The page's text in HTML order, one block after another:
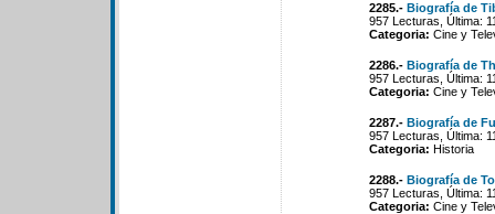
2285.- Biografía de
957 Lecturas, Última:
Categoria: Cine y
2286.- Biografía de
957 Lecturas, Última:
Categoria: Cine y
2287.- Biografía de
957 Lecturas, Última:
Categoria: Historia
2288.- Biografía de
957 Lecturas, Última:
Categoria: Cine y